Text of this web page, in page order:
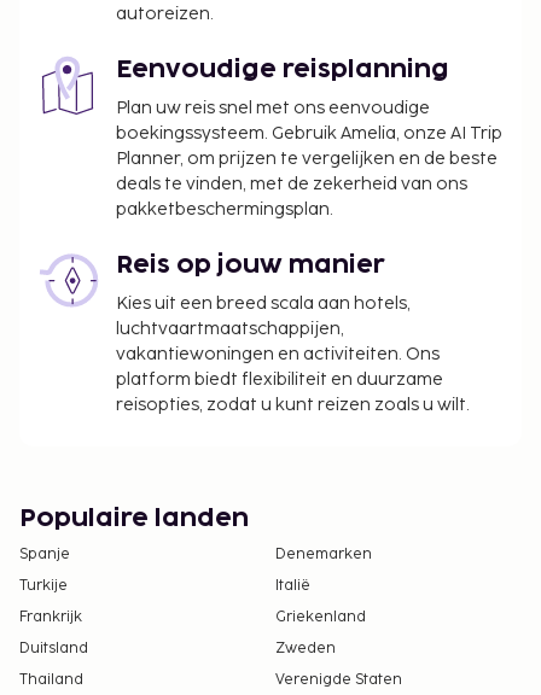
schoongemaakt.
Contacloos inchecken en contactloos
uitchecken zijn mogelijk.
autoreizen.
Eenvoudige reisplanning
Plan uw reis snel met ons eenvoudige
boekingssysteem. Gebruik Amelia, onze AI Trip
Planner, om prijzen te vergelijken en de beste
deals te vinden, met de zekerheid van ons
pakketbeschermingsplan.
Reis op jouw manier
Kies uit een breed scala aan hotels,
luchtvaartmaatschappijen,
vakantiewoningen en activiteiten. Ons
platform biedt flexibiliteit en duurzame
reisopties, zodat u kunt reizen zoals u wilt.
Populaire landen
Spanje
Denemarken
Turkije
Italië
Frankrijk
Griekenland
Duitsland
Zweden
Thailand
Verenigde Staten